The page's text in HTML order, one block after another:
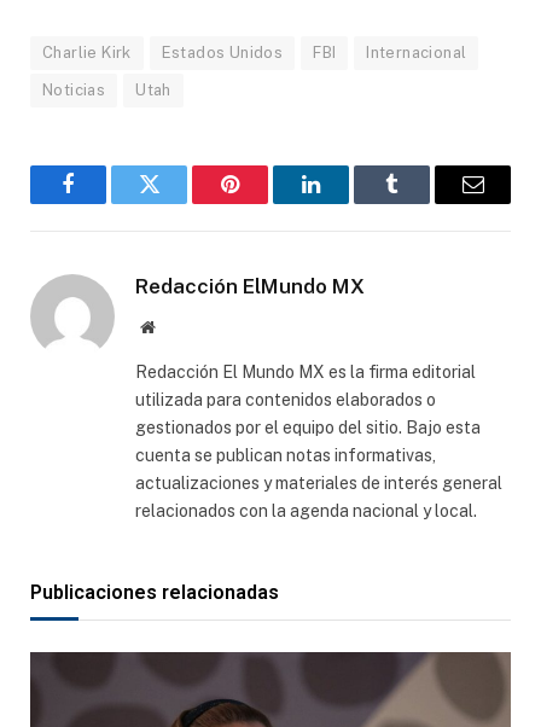
Charlie Kirk Estados Unidos FBI Internacional
Noticias Utah
FacebookGorjeo Pinterest LinkedInTumblr
Correo
Redacción ElMundo MX
Sitio
Redacción El Mundo MX es la firma editorial
utilizada para contenidos elaborados o
gestionados por el equipo del sitio. Bajo esta
cuenta se publican notas informativas,
actualizaciones y materiales de interés general
relacionados con la agenda nacional y local.
Publicaciones relacionadas